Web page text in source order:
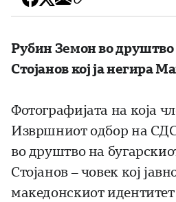
Рубин Земон во
Стојанов кој ја негира
Фотографијата на која
Извршниот одбор на
во друштво на
Стојанов – човек кој
македонскиот